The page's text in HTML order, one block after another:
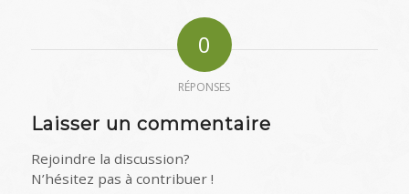
0
RÉPONSES
Laisser un commentaire
Rejoindre la discussion?
N’hésitez pas à contribuer !